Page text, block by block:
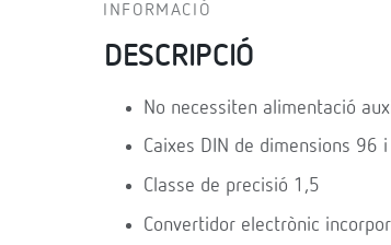
INFORMACIÓ
DESCRIPCIÓ
No necessiten alimentació
Caixes DIN de dimensions 96
Classe de precisió 1,5
Convertidor electrònic